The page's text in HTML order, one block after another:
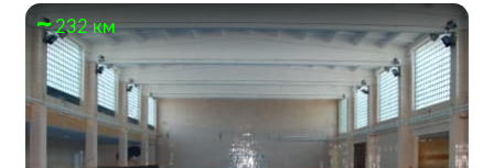
232 км